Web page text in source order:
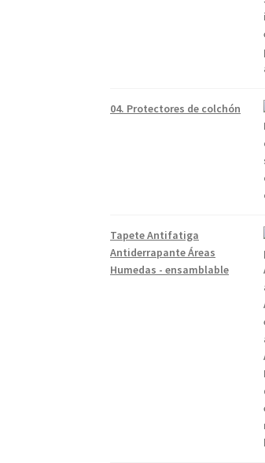
04. Protectores de colchón
Tapete Antifatiga
Antiderrapante Áreas
Humedas - ensamblable